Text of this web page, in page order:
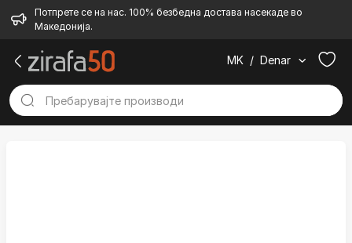
Потпрете се на нас. 100% безбедна достава насекаде во
Македонија.
MK / Denar